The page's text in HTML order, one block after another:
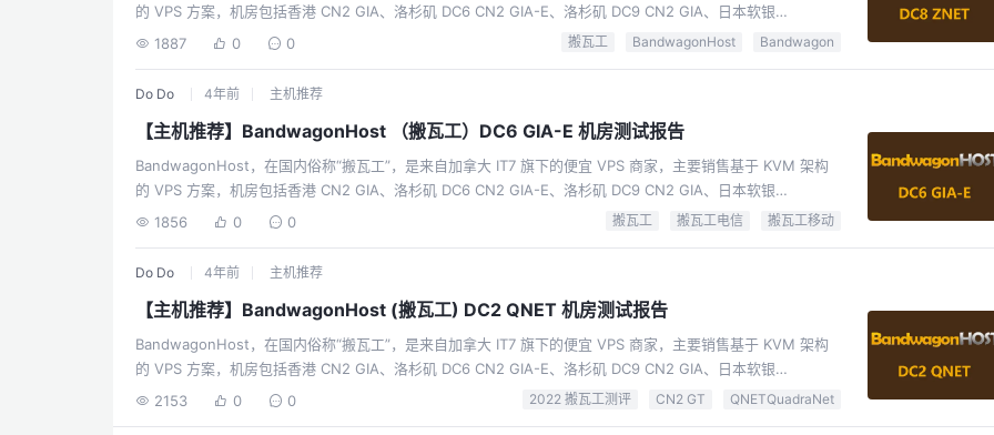
的 VPS 方案，机房包括香港 CN2 GIA、洛杉矶 DC6 CN2 GIA-E、洛杉矶 DC9 CN2 GIA、日本软银
JPOS_1、荷兰联通 EUNL_9、洛杉矶 CN2、洛杉矶 MCOM、洛杉矶 Fremont 等十几个机房，其中洛杉矶数
BandwagonHost（“搬瓦工”）的一些特色：支持快照（Snapshot，一键备份整个VPS）、一键迁移机房
1887 0 0 搬瓦工 BandwagonHost Bandwagon
Do Do 4年前 主机推荐
【主机推荐】BandwagonHost （搬瓦工）DC6 GIA-E 机房测试报告
BandwagonHost，在国内俗称“搬瓦工”，是来自加拿大 IT7 旗下的便宜 VPS 商家，主要销售基于 KVM 架构
的 VPS 方案，机房包括香港 CN2 GIA、洛杉矶 DC6 CN2 GIA-E、洛杉矶 DC9 CN2 GIA、日本软银
JPOS_1、荷兰联通 EUNL_9、洛杉矶 CN2、洛杉矶 MCOM、洛杉矶 Fremont 等十几个机房，其中洛杉矶数
BandwagonHost（“搬瓦工”）的一些特色：支持快照（Snapshot，一键备份整个VPS）、一键迁移机房
1856 0 0 搬瓦工 搬瓦工电信 搬瓦工移动
Do Do 4年前 主机推荐
【主机推荐】BandwagonHost (搬瓦工) DC2 QNET 机房测试报告
BandwagonHost，在国内俗称“搬瓦工”，是来自加拿大 IT7 旗下的便宜 VPS 商家，主要销售基于 KVM 架构
的 VPS 方案，机房包括香港 CN2 GIA、洛杉矶 DC6 CN2 GIA-E、洛杉矶 DC9 CN2 GIA、日本软银
JPOS_1、荷兰联通 EUNL_9、洛杉矶 CN2、洛杉矶 MCOM、洛杉矶 Fremont 等十几个机房，其中洛杉矶数
2153 0 0 2022 搬瓦工测评 CN2 GT QNETQuadraNet